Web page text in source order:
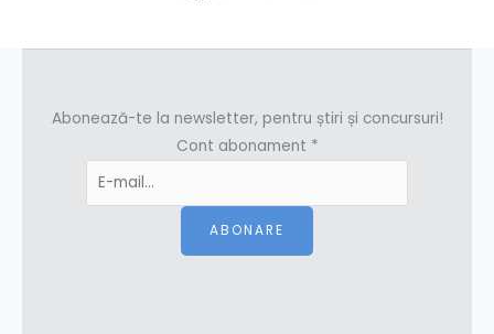
Abonează-te la newsletter, pentru știri și concursuri!
Cont abonament *
ABONARE